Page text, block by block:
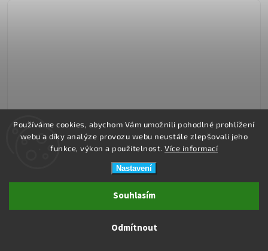
Používáme cookies, abychom Vám umožnili pohodlné prohlížení
webu a díky analýze provozu webu neustále zlepšovali jeho
funkce, výkon a použitelnost. Více informací
Nastavení
Odmítnout
Souhlasím
Ihned k expedici